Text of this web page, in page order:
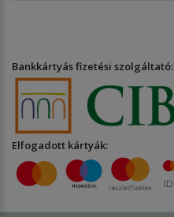
Bankkártyás fizetési szolgáltató:
Elfogadott kártyák: